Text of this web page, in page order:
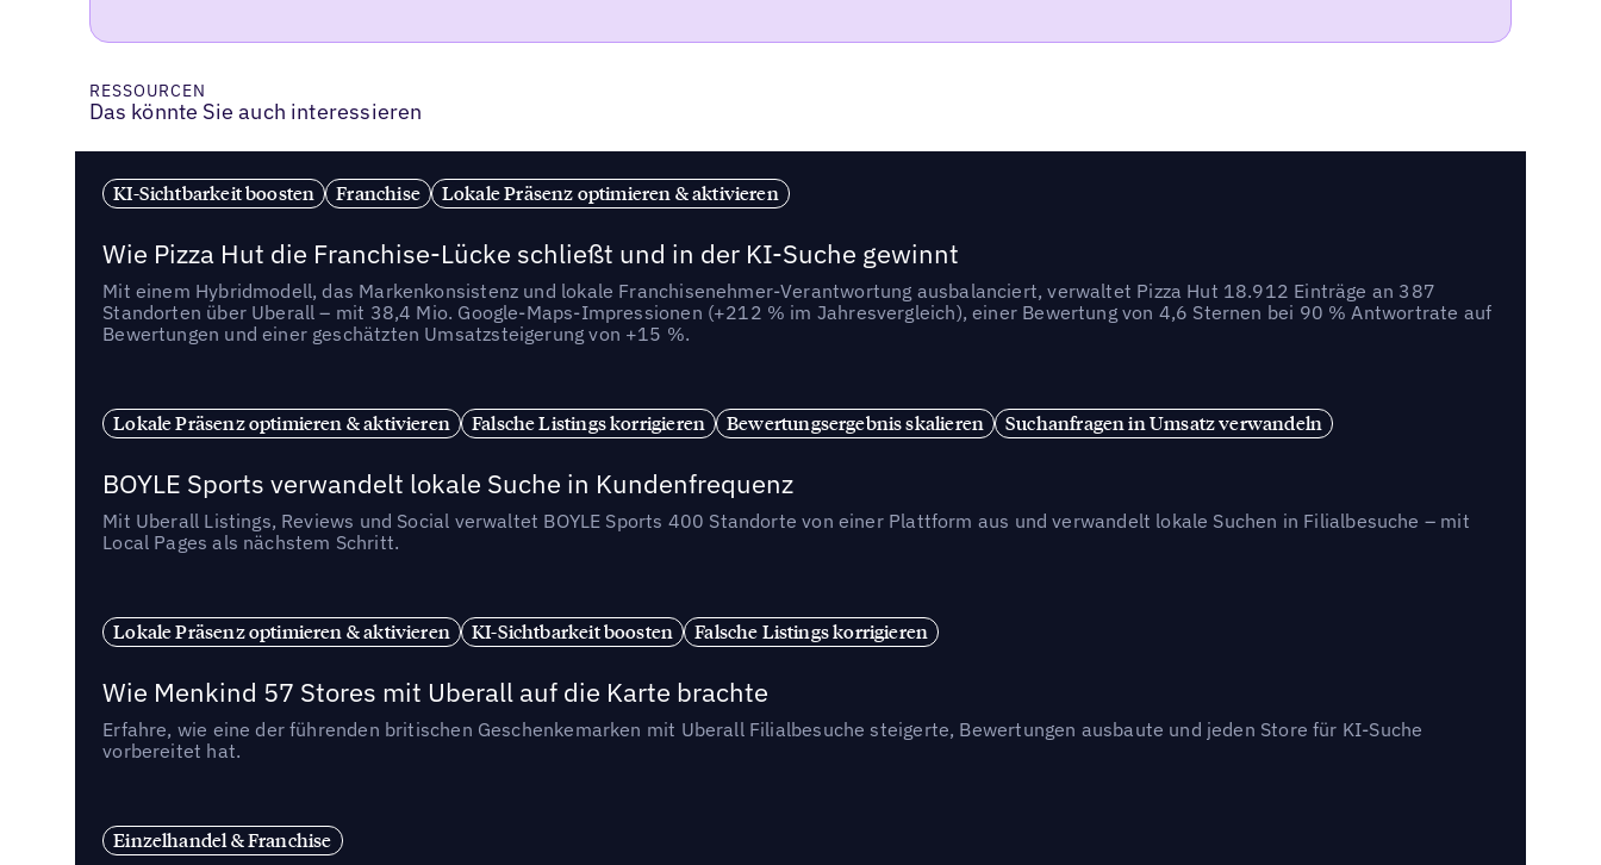
RESSOURCEN
Das könnte Sie auch interessieren
KI-Sichtbarkeit boosten Franchise Lokale Präsenz optimieren & aktivieren
Wie Pizza Hut die Franchise-Lücke schließt und in der KI-Suche gewinnt
Mit einem Hybridmodell, das Markenkonsistenz und lokale Franchisenehmer-Verantwortung ausbalanciert, verwaltet Pizza Hut 18.912 Einträge an 387
Standorten über Uberall – mit 38,4 Mio. Google-Maps-Impressionen (+212 % im Jahresvergleich), einer Bewertung von 4,6 Sternen bei 90 % Antwortrate auf
Bewertungen und einer geschätzten Umsatzsteigerung von +15 %.
Lokale Präsenz optimieren & aktivieren Falsche Listings korrigieren Bewertungsergebnis skalieren Suchanfragen in Umsatz verwandeln
BOYLE Sports verwandelt lokale Suche in Kundenfrequenz
Mit Uberall Listings, Reviews und Social verwaltet BOYLE Sports 400 Standorte von einer Plattform aus und verwandelt lokale Suchen in Filialbesuche – mit
Local Pages als nächstem Schritt.
Lokale Präsenz optimieren & aktivieren KI-Sichtbarkeit boosten Falsche Listings korrigieren
Wie Menkind 57 Stores mit Uberall auf die Karte brachte
Erfahre, wie eine der führenden britischen Geschenkemarken mit Uberall Filialbesuche steigerte, Bewertungen ausbaute und jeden Store für KI-Suche
vorbereitet hat.
Einzelhandel & Franchise